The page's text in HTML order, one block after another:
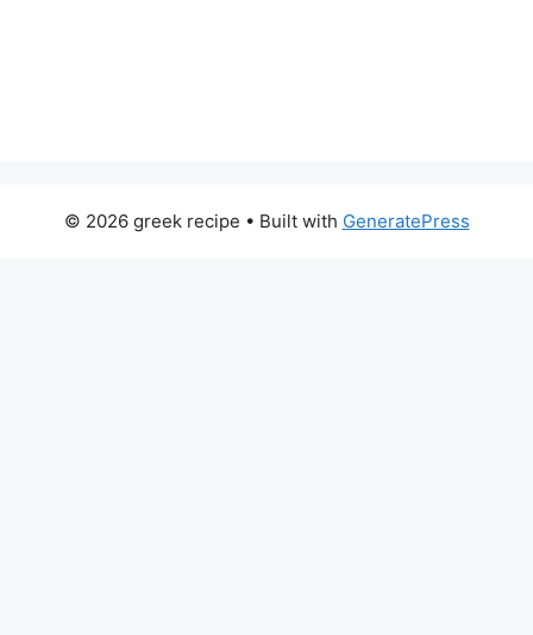
© 2026 greek recipe • Built with GeneratePress